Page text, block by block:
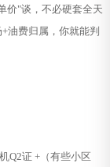
价"谈，不必硬套全天
油费归属，你就能判
Q2证 +（有些小区